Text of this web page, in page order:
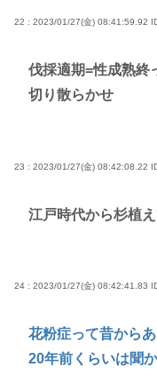
22 : 2023/01/27(金) 08:41:59.92
伐採適期=性成熟終
切り散らかせ
23 : 2023/01/27(金) 08:42:08.22
江戸時代から杉植
24 : 2023/01/27(金) 08:42:41.83
花粉症って昔からあ
20年前くらいは聞